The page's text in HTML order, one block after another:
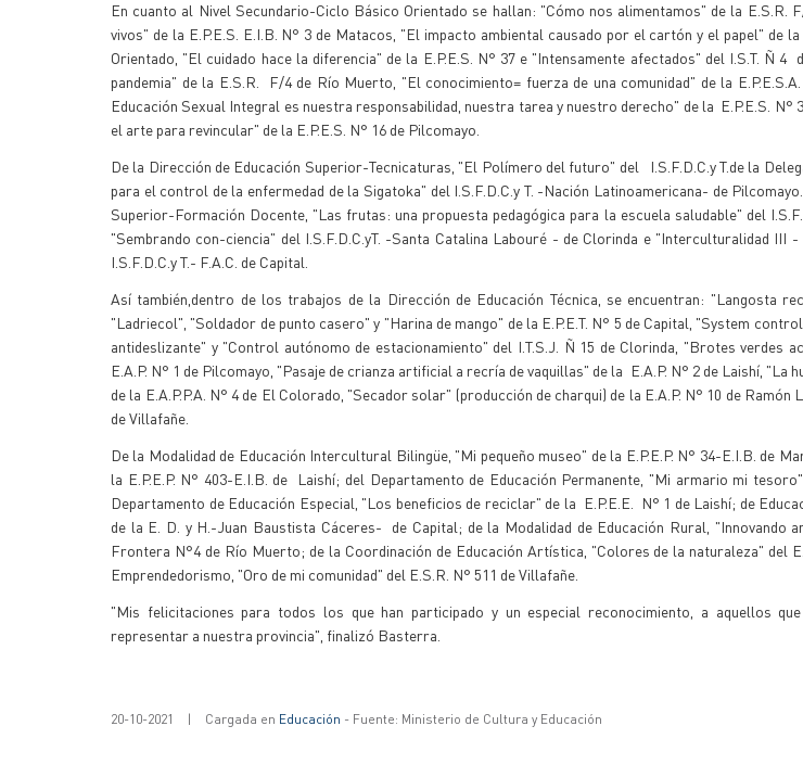
En cuanto al Nivel Secundario-Ciclo Básico Orientado se hallan: "Cómo nos alimentamos" de la
vivos" de la E.P.E.S. E.I.B. N° 3 de Matacos, "El impacto ambiental causado por el cartón y el papel" de
Orientado, "El cuidado hace la diferencia" de la E.P.E.S. N° 37 e "Intensamente afectados" del I.S.T. Ñ 4
pandemia" de la E.S.R. F/4 de Río Muerto, "El conocimiento= fuerza de una comunidad" de la
Educación Sexual Integral es nuestra responsabilidad, nuestra tarea y nuestro derecho" de la E.P.E.S. N°
el arte para revincular" de la E.P.E.S. N° 16 de Pilcomayo.
De la Dirección de Educación Superior-Tecnicaturas, "El Polímero del futuro" del I.S.F.D.C.y T.de la
para el control de la enfermedad de la Sigatoka" del I.S.F.D.C.y T. -Nación Latinoamericana- de
Superior-Formación Docente, "Las frutas: una propuesta pedagógica para la escuela saludable" del
"Sembrando con-ciencia" del I.S.F.D.C.yT. -Santa Catalina Labouré - de Clorinda e "Interculturalidad III
I.S.F.D.C.y T.- F.A.C. de Capital.
Así también,dentro de los trabajos de la Dirección de Educación Técnica, se encuentran: "Langosta
"Ladriecol", "Soldador de punto casero" y "Harina de mango" de la E.P.E.T. N° 5 de Capital, "System
antideslizante" y "Control autónomo de estacionamiento" del I.T.S.J. Ñ 15 de Clorinda, "Brotes verdes
E.A.P. N° 1 de Pilcomayo, "Pasaje de crianza artificial a recría de vaquillas" de la E.A.P. N° 2 de Laishí, "La
de la E.A.P.P.A. N° 4 de El Colorado, "Secador solar" (producción de charqui) de la E.A.P. N° 10 de
de Villafañe.
De la Modalidad de Educación Intercultural Bilingüe, "Mi pequeño museo" de la E.P.E.P. N° 34-E.I.B. de
la E.P.E.P. N° 403-E.I.B. de Laishí; del Departamento de Educación Permanente, "Mi armario mi
Departamento de Educación Especial, "Los beneficios de reciclar" de la E.P.E.E. N° 1 de Laishí; de
de la E. D. y H.-Juan Baustista Cáceres- de Capital; de la Modalidad de Educación Rural, "Innovando
Frontera N°4 de Río Muerto; de la Coordinación de Educación Artística, "Colores de la naturaleza" del
Emprendedorismo, "Oro de mi comunidad" del E.S.R. N° 511 de Villafañe.
"Mis felicitaciones para todos los que han participado y un especial reconocimiento, a aquellos
representar a nuestra provincia", finalizó Basterra.
20-10-2021 | Cargada en Educación - Fuente: Ministerio de Cultura y Educación